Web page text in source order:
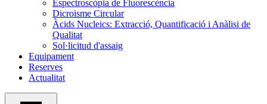
Espectroscòpia de Fluorescència
Dicroisme Circular
Àcids Nucleics: Extracció, Quantificació i Anàlisi de
Qualitat
Sol·licitud d'assaig
Equipament
Reserves
Actualitat